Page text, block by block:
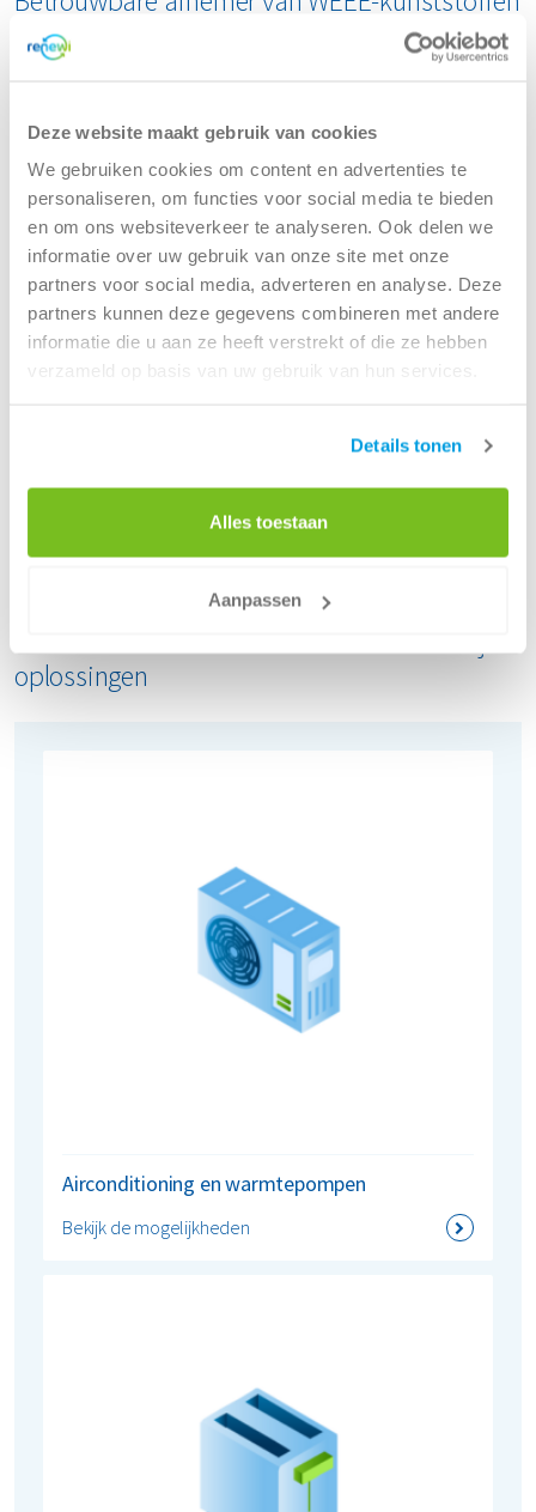
Deze website maakt gebruik van cookies
We gebruiken cookies om content en advertenties te
personaliseren, om functies voor social media te bieden
en om ons websiteverkeer te analyseren. Ook delen we
informatie over uw gebruik van onze site met onze
partners voor social media, adverteren en analyse. Deze
partners kunnen deze gegevens combineren met andere
informatie die u aan ze heeft verstrekt of die ze hebben
verzameld op basis van uw gebruik van hun services.
Details tonen
Alles toestaan
Aanpassen
Wij zijn een betrouwbare en conforme afnemer van WEEE-
eigen WEEE-recyclingfaciliteiten werken wij samen met
andere recyclers van elektrische en elektronische
apparatuur.
Wij zijn gespecialiseerd in post-consumer kunststoffen uit
koel- en vriesapparatuur en kleine huishoudelijke
apparaten. Samen met toonaangevende recyclers, OEM’s
en inzamelsystemen verwerken wij deze stromen tot
hoogwaardige, circulaire materialen.
kunststoffen? Wij bieden efficiënte, conforme en
oplossingen
Airconditioning en warmtepompen
Bekijk de mogelijkheden